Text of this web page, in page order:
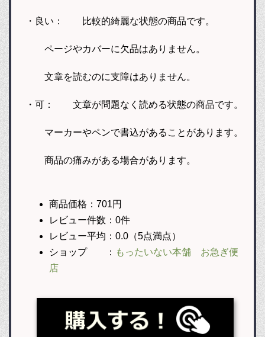
・良い： 比較的綺麗な状態の商品です。
ページやカバーに欠品はありません。
文章を読むのに支障はありません。
・可： 文章が問題なく読める状態の商品です。
マーカーやペンで書込があることがあります。
商品の痛みがある場合があります。
商品価格：701円
レビュー件数：0件
レビュー平均：0.0（5点満点）
ショップ ： もったいない本舗 お急ぎ便
店